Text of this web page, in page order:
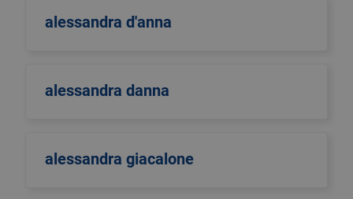
alessandra d'anna
alessandra danna
alessandra giacalone